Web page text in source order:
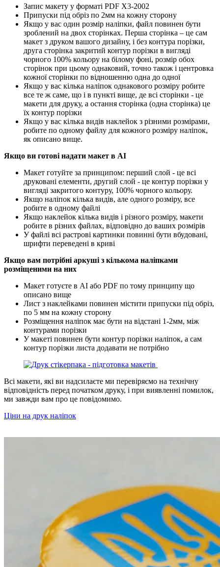
Запис макету у форматі PDF X3-2002
Припуски під обріз по 2мм на кожну сторону
Якщо у вас один розмір наліпки, файл повинен бути
зроблений на двох сторінках. Перша сторінка – це сам
макет з друком вашого дизайну, і без контура порізки,
друга сторінка закритий контур порізки в вигляді
чорного 100% кольору на білому фоні, розмір обох
сторінок при цьому однаковий, точно також і центровка
кожної сторінки по відношенню одна до одної
Якщо у вас кілька наліпок однакового розміру робите
все те ж саме, що і в пункті вище, де всі сторінки - це
макети для друку, а остання сторінка (одна сторінка) це
їх контур порізки
Якщо у вас кілька видів наклейок з різними розмірами,
робите по одному файлу для кожного розміру наліпок,
як описано вище.
Якщо ви готові надати макет в AI
Макет готуйте за принципом: перший слой - це всі
друковані елементи, другий слой - це контур порізки у
вигляді закритого контуру, 100% чорного кольору.
Якщо наліпок кілька видів, але одного розміру, все
робите в одному файлі
Якщо наклейок кілька видів і різного розміру, макети
робите в різних файлах, відповідно до ваших розмірів
У файлі всі растрові картинки повинні бути вбудовані,
шрифти переведені в криві
Якщо вам потрібні аркуші з кількома наліпками
розміщеними на них
Макет готуєте в AI або PDF по тому принципу що
описано вище
Лист з наклейками повинен містити припуски під обріз,
по 5 мм на кожну сторону
Розміщення наліпок має бути на відстані 1-2мм, між
контурами порізки
У макеті повинен бути контур порізки наліпок, а сам
контур порізки листа додавати не потрібно
Всі макети, які ви надсилаєте ми перевіряємо на технічну
відповідність перед початком друку, і при виявленні помилок,
ми завжди вам про це повідомимо.
Ціни на друк наліпок